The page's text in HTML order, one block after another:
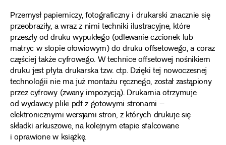
Przemysł papierniczy, fotograficzny i drukarski znacznie się
przeobraziły, a wraz z nimi techniki ilustracyjne, które
przeszły od druku wypukłego (odlewanie czcionek lub
matryc w stopie ołowiowym) do druku offsetowego, a coraz
częściej także cyfrowego. W technice offsetowej nośnikiem
druku jest płyta drukarska tzw. ctp. Dzięki tej nowoczesnej
technologii nie ma już montażu ręcznego, został zastąpiony
przez cyfrowy (zwany impozycją). Drukarnia otrzymuje
od wydawcy pliki pdf z gotowymi stronami –
elektronicznymi wersjami stron, z których drukuje się
składki arkuszowe, na kolejnym etapie sfalcowane
i oprawione w książkę.